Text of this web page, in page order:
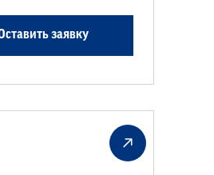
заявку